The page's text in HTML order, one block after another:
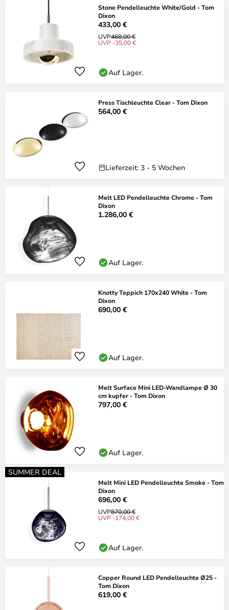
Stone Pendelleuchte White/Gold - Tom
Dixon
433,00 €
UVP468,00 €
UVP -35,00 €
Auf Lager.
Press Tischleuchte Clear - Tom Dixon
564,00 €
Lieferzeit: 3 - 5 Wochen
Melt LED Pendelleuchte Chrome - Tom
Dixon
1.286,00 €
Auf Lager.
Knotty Teppich 170x240 White - Tom
Dixon
690,00 €
Auf Lager.
Melt Surface Mini LED-Wandlampe Ø 30
cm kupfer - Tom Dixon
797,00 €
Auf Lager.
SUMMER DEAL
Melt Mini LED Pendelleuchte Smoke - Tom
Dixon
696,00 €
UVP870,00 €
UVP -174,00 €
Auf Lager.
Copper Round LED Pendelleuchte Ø25 -
Tom Dixon
619,00 €